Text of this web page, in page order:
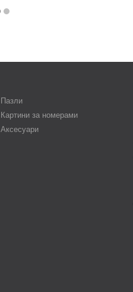
Пазли
Картини за номерами
Аксесуари